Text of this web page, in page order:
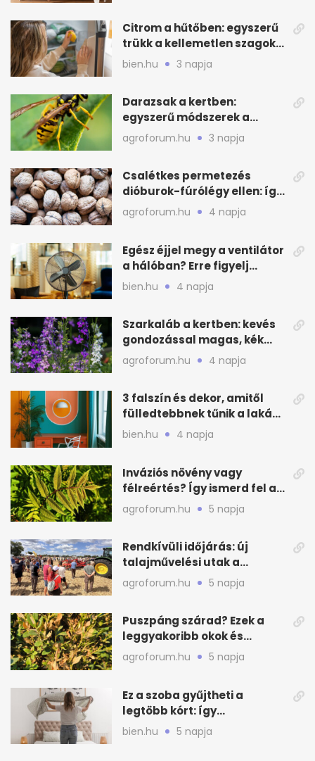
Citrom a hűtőben: egyszerű
trükk a kellemetlen szagok
ellen
bien.hu 3 napja
Darazsak a kertben:
egyszerű módszerek a
távoltartásukra nyáron
agroforum.hu 3 napja
Csalétkes permetezés
dióburok-fúrólégy ellen: így
csináld a kertben
agroforum.hu 4 napja
Egész éjjel megy a ventilátor
a hálóban? Erre figyelj
alvásnál nyáron
bien.hu 4 napja
Szarkaláb a kertben: kevés
gondozással magas, kék
virágfalat ad
agroforum.hu 4 napja
3 falszín és dekor, amitől
fülledtebbnek tűnik a lakás
nyáron
bien.hu 4 napja
Inváziós növény vagy
félreértés? Így ismerd fel a
valódi kockázatot
agroforum.hu 5 napja
Rendkívüli időjárás: új
talajművelési utak a
gazdáknak
agroforum.hu 5 napja
Puszpáng szárad? Ezek a
leggyakoribb okok és
teendők
agroforum.hu 5 napja
Ez a szoba gyűjtheti a
legtöbb kórt: így
mélytisztítsd otthon
bien.hu 5 napja